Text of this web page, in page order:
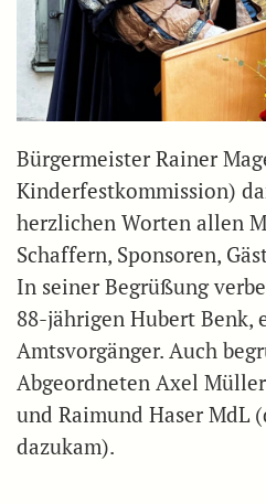
Bürgermeister Rainer
Kinderfestkommission)
herzlichen Worten allen
Schaffern, Sponsoren,
In seiner Begrüßung
88-jährigen Hubert Benk,
Amtsvorgänger. Auch
Abgeordneten Axel
und Raimund Haser MdL
dazukam).